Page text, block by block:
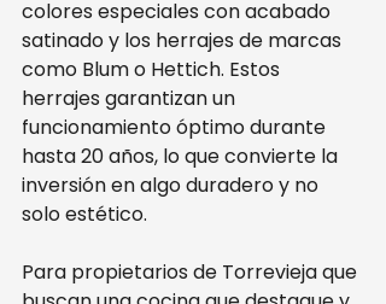
colores especiales con acabado
satinado y los herrajes de marcas
como Blum o Hettich. Estos
herrajes garantizan un
funcionamiento óptimo durante
hasta 20 años, lo que convierte la
inversión en algo duradero y no
solo estético.
Para propietarios de Torrevieja que